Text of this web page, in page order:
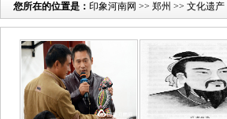
您所在的位置是： 印象河南网 >> 郑州 >> 文化遗产